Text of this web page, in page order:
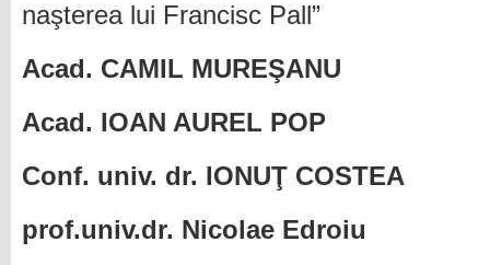
naşterea lui Francisc Pall”
Acad. CAMIL MUREŞANU
Acad. IOAN AUREL POP
Conf. univ. dr. IONUŢ COSTEA
prof.univ.dr. Nicolae Edroiu